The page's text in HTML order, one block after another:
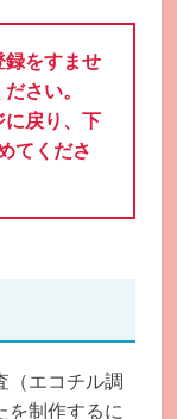
をすませ
さい。
戻り、下
てくださ
（エコチル調
を制作するに